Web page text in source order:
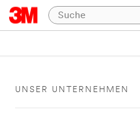
UNSER UNTERNEHMEN